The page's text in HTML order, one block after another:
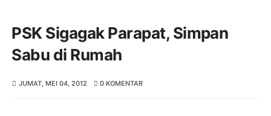
PSK Sigagak Parapat, Simpan
Sabu di Rumah
JUMAT, MEI 04, 2012 0 KOMENTAR